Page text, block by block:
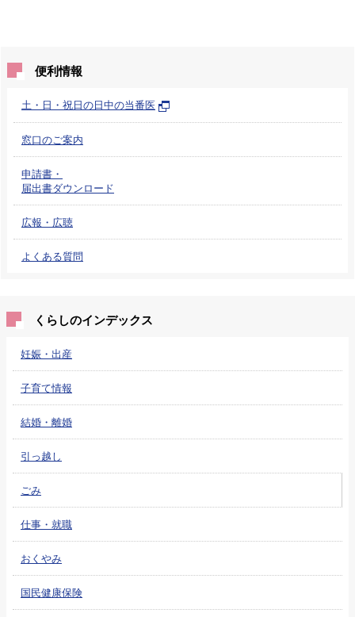
便利情報
土・日・祝日の日中の当番医
窓口のご案内
申請書・
届出書ダウンロード
広報・広聴
よくある質問
くらしのインデックス
妊娠・出産
子育て情報
結婚・離婚
引っ越し
ごみ
仕事・就職
おくやみ
国民健康保険